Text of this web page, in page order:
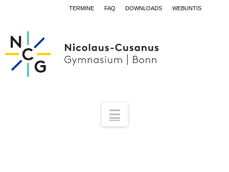
TERMINE FAQ DOWNLOADS WEBUNTIS
Navigation